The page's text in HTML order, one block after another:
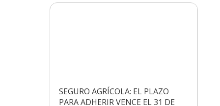
SEGURO AGRÍCOLA: EL PLAZO
PARA ADHERIR VENCE EL 31 DE